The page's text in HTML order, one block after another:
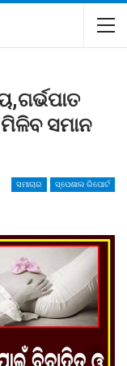
ସମାନ
ସମାଚାର ସ୍ପେଶାଲ ରିପୋର୍ଟ